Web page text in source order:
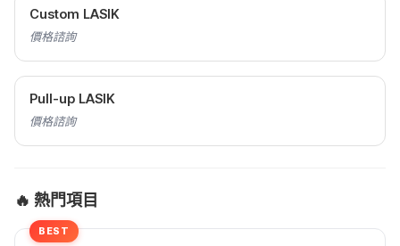
Custom LASIK
價格諮詢
Pull-up LASIK
價格諮詢
🔥 熱門項目
BEST